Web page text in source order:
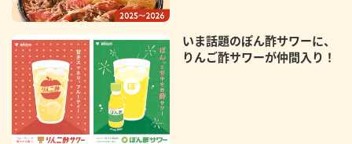
いま話題のぽん酢サワーに、
りんご酢サワーが仲間入り！